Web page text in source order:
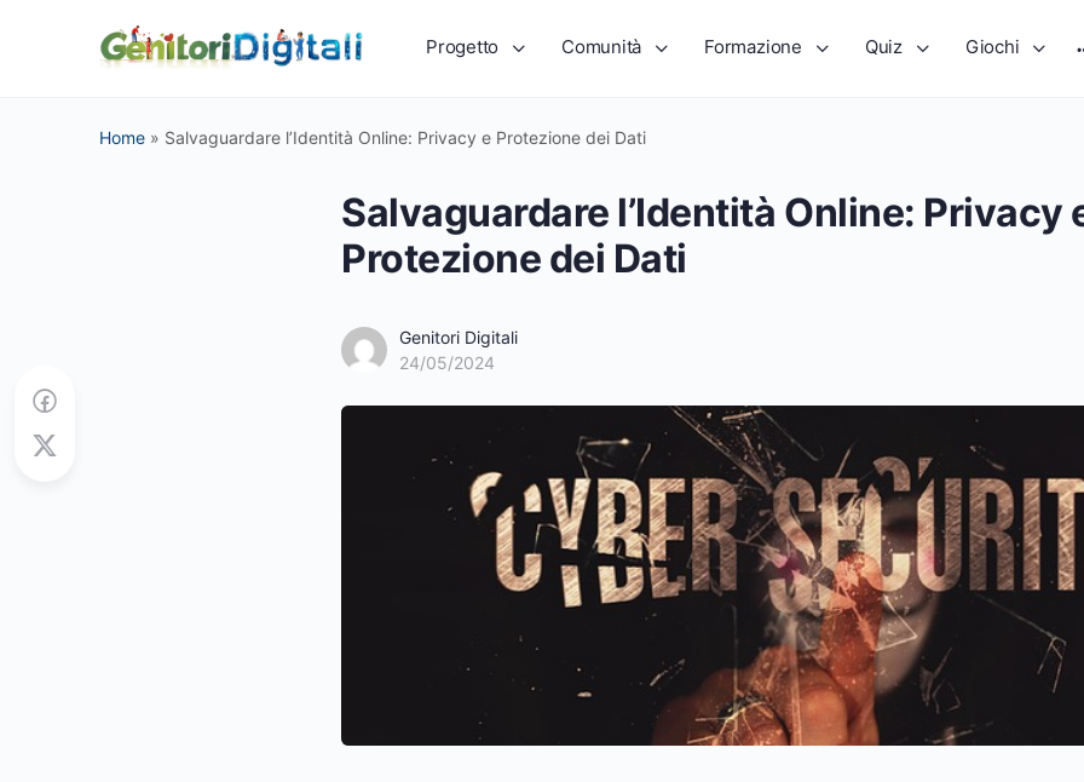
Progetto Comunità Formazione Quiz Giochi
Home » Salvaguardare l’Identità Online: Privacy e Protezione dei Dati
Salvaguardare l’Identità Online: Privacy
Protezione dei Dati
Genitori Digitali
24/05/2024